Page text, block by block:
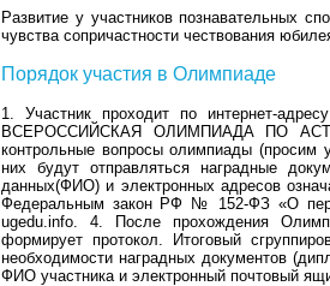
Развитие у участников познавательных
чувства сопричастности чествования
Порядок участия в Олимпиаде
1. Участник проходит по интернет-
ВСЕРОССИЙСКАЯ ОЛИМПИАДА ПО
контрольные вопросы олимпиады (просим
них будут отправляться наградные
данных(ФИО) и электронных адресов
Федеральным закон РФ № 152-ФЗ «О
ugedu.info. 4. После прохождения
формирует протокол. Итоговый
необходимости наградных документов
ФИО участника и электронный почтовый